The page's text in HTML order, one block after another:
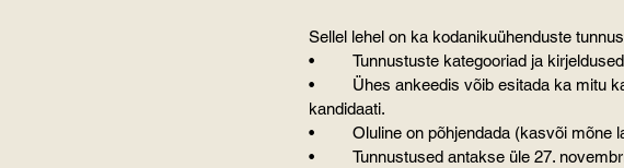
Sellel lehel on ka kodanikuühenduste
•	Tunnustuste kategooriad ja
•	Ühes ankeedis võib esitada ka mitu kandidaati erinevatesse kategooriatesse või ühte kategooriasse mitu
kandidaati.
•	Oluline on põhjendada (kasvõi
•	Tunnustused antakse üle 27. novembril Kuremaa lossis peetaval pidulikul Jõgevamaa 2025. aasta parimate